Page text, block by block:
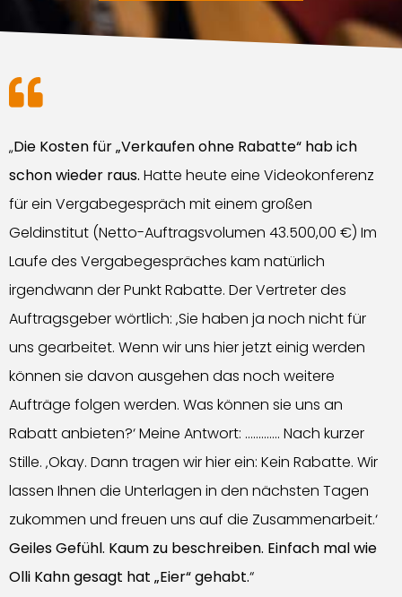
„Die Kosten für „Verkaufen ohne Rabatte“ hab ich
schon wieder raus. Hatte heute eine Videokonferenz
für ein Vergabegespräch mit einem großen
Geldinstitut (Netto-Auftragsvolumen 43.500,00 €) Im
Laufe des Vergabegespräches kam natürlich
irgendwann der Punkt Rabatte. Der Vertreter des
Auftragsgeber wörtlich: ‚Sie haben ja noch nicht für
uns gearbeitet. Wenn wir uns hier jetzt einig werden
können sie davon ausgehen das noch weitere
Aufträge folgen werden. Was können sie uns an
Rabatt anbieten?‘ Meine Antwort: …………. Nach kurzer
Stille. ‚Okay. Dann tragen wir hier ein: Kein Rabatte. Wir
lassen Ihnen die Unterlagen in den nächsten Tagen
zukommen und freuen uns auf die Zusammenarbeit.‘
Geiles Gefühl. Kaum zu beschreiben. Einfach mal wie
Olli Kahn gesagt hat „Eier“ gehabt.“